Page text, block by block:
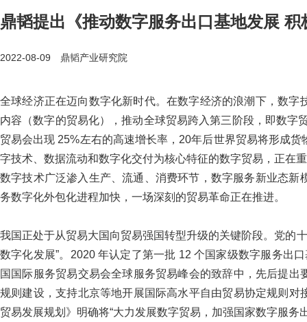
鼎韬提出《推动数字服务出口基地发展
2022-08-09 鼎韬产业研究院
全球经济正在迈向数字化新时代。在数字经济的浪潮下，数
内容（数字的贸易化），推动全球贸易跨入第三阶段，即数字
贸易会出现 25%左右的高速增长率，20年后世界贸易将形成
字技术、数据流动和数字化交付为核心特征的数字贸易，正在
数字技术广泛渗入生产、流通、消费环节，数字服务新业态
务数字化外包化进程加快，一场深刻的贸易革命正在推进。
我国正处于从贸易大国向贸易强国转型升级的关键阶段。党的
数字化发展”。2020 年认定了第一批 12 个国家级数字服务出
国国际服务贸易交易会全球服务贸易峰会的致辞中，先后提出
规则建设，支持北京等地开展国际高水平自由贸易协定规则对
贸易发展规划》明确将“大力发展数字贸易，加强国家数字服务